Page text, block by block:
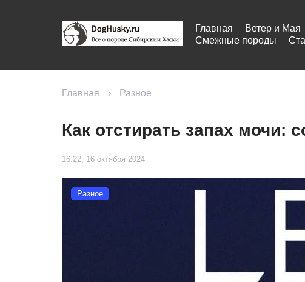
Главная Ветер и Мая
Смежные породы
Главная › Разное
Как отстирать запах мочи:
16:22, 16 октября 2024
Разное